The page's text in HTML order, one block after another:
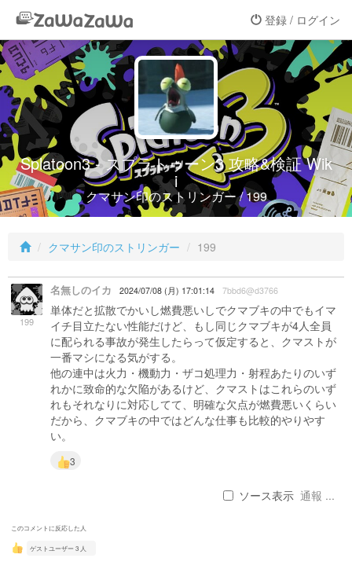
登録 / ログイン
Splatoon3 - スプラトゥーン3 攻略&検証 Wik
i
クマサン印のストリンガー / 199
クマサン印のストリンガー 199
199
名無しのイカ 2024/07/08 (月) 17:01:14 7bbd6@d3766
単体だと拡散でかいし燃費悪いしでクマブキの中でもイマ
イチ目立たない性能だけど、もし同じクマブキが4人全員
に配られる事故が発生したらって仮定すると、クマストが
一番マシになる気がする。
他の連中は火力・機動力・ザコ処理力・射程あたりのいず
れかに致命的な欠陥があるけど、クマストはこれらのいず
れもそれなりに対応してて、明確な欠点が燃費悪いくらい
だから、クマブキの中ではどんな仕事も比較的やりやす
い。
3
ソース表示 通報 ...
このコメントに反応した人
ゲストユーザー 3 人